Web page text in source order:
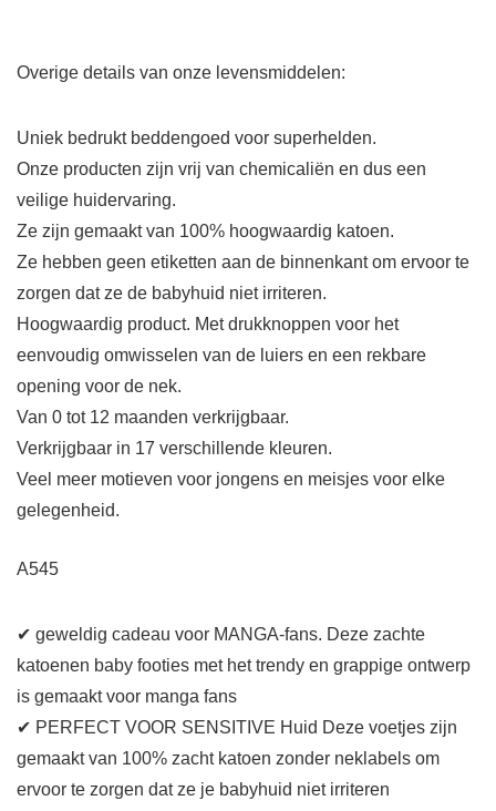
Overige details van onze levensmiddelen:
Uniek bedrukt beddengoed voor superhelden.
Onze producten zijn vrij van chemicaliën en dus een
veilige huidervaring.
Ze zijn gemaakt van 100% hoogwaardig katoen.
Ze hebben geen etiketten aan de binnenkant om ervoor te
zorgen dat ze de babyhuid niet irriteren.
Hoogwaardig product. Met drukknoppen voor het
eenvoudig omwisselen van de luiers en een rekbare
opening voor de nek.
Van 0 tot 12 maanden verkrijgbaar.
Verkrijgbaar in 17 verschillende kleuren.
Veel meer motieven voor jongens en meisjes voor elke
gelegenheid.
A545
✔ geweldig cadeau voor MANGA-fans. Deze zachte
katoenen baby footies met het trendy en grappige ontwerp
is gemaakt voor manga fans
✔ PERFECT VOOR SENSITIVE Huid Deze voetjes zijn
gemaakt van 100% zacht katoen zonder neklabels om
ervoor te zorgen dat ze je babyhuid niet irriteren